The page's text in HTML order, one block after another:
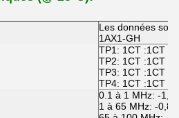
Les données
1AX1-GH
TP1: 1CT :1CT ±
TP2: 1CT :1CT ±
TP3: 1CT :1CT ±
TP4: 1CT :1CT ±
0.1 à 1 MHz: -1,0
1 à 65 MHz: -0,8